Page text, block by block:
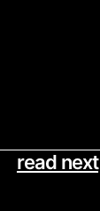
read next